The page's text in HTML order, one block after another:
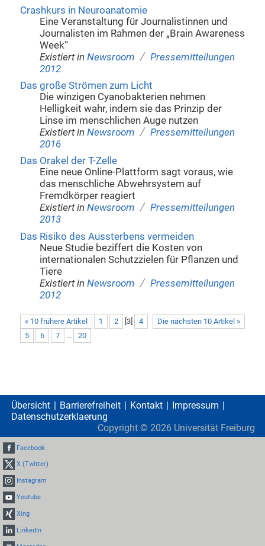
Crashkurs in Neuroanatomie
Eine Veranstaltung für Journalistinnen und
Journalisten im Rahmen der „Brain Awareness
Week“
Existiert in Newsroom / Pressemitteilungen
2012
Das große Strömen zum Licht
Die winzigen Cyanobakterien nehmen
Helligkeit wahr, indem sie das Prinzip der
Linse im menschlichen Auge nutzen
Existiert in Newsroom / Pressemitteilungen
2016
Das Orakel der T-Zelle
Eine neue Online-Plattform sagt voraus, wie
das menschliche Abwehrsystem auf
Fremdkörper reagiert
Existiert in Newsroom / Pressemitteilungen
2013
Das Risiko des Aussterbens vermeiden
Neue Studie beziffert die Kosten von
internationalen Schutzzielen für Pflanzen und
Tiere
Existiert in Newsroom / Pressemitteilungen
2012
« 10 frühere Artikel Die nächsten 10 Artikel »
1 2 3]
4
5
6 7 ... 20
Übersicht Barrierefreiheit Kontakt
Impressum
Datenschutzerklaerung
Copyright © 2026 Universität Freiburg
Facebook
X (Twitter)
Instagram
Youtube
Xing
LinkedIn